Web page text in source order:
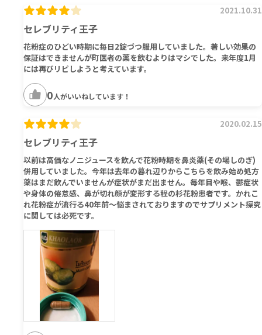
セレブリティ王子
2021.10.31
花粉症のひどい時期に毎日2錠づつ服用していました。著しい効果の
保証はできませんが町医者の薬を飲むよりはマシでした。来年度1月
には再びリピしようと考えています。
0人がいいねしています！
セレブリティ王子
2020.02.15
以前は高価なノニジュースを飲んで花粉時期を鼻炎薬(その場しのぎ)
併用していました。今年は去年の暮れ辺りからこちらを飲み始め処方
薬はまだ飲んでいませんが症状がまだ出ません。毎年目や喉、鬱症状
や身体の倦怠感、鼻が切れ顔が変形する程の杉花粉患者です。かれこ
れ花粉症が流行る40年前〜悩まされておりますのでサプリメント探究
に関しては必死です。